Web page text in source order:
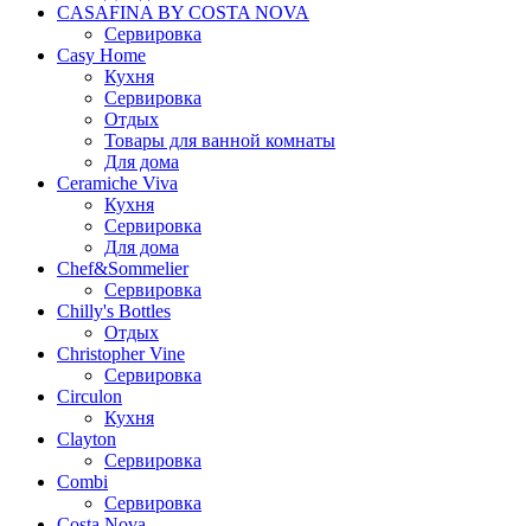
CASAFINA BY COSTA NOVA
Сервировка
Casy Home
Кухня
Сервировка
Отдых
Товары для ванной комнаты
Для дома
Ceramiche Viva
Кухня
Сервировка
Для дома
Chef&Sommelier
Сервировка
Chilly's Bottles
Отдых
Christopher Vine
Сервировка
Circulon
Кухня
Clayton
Сервировка
Combi
Сервировка